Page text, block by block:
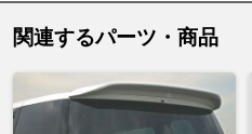
関連するパーツ・商品